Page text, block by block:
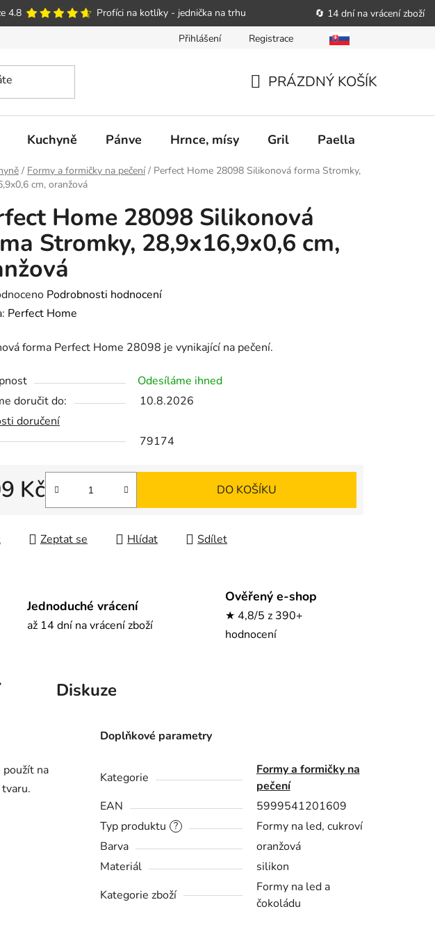
4.8 Profíci na kotlíky - jednička na trhu 🔄 14 dní na vrácení zboží
Poučení o právu spotřebitele podat obchodníkovi žádost o nápravu Reklamační řád
Přihlášení Registrace
KOŠÍK
PRÁZDNÝ KOŠÍK
Kuchyně Pánve Hrnce, mísy Gril Paella
/ Formy a formičky na pečení / Perfect Home 28098 Silikonová forma Stromky,
cm, oranžová
Home 28098 Silikonová
Stromky, 28,9x16,9x0,6 cm,
Podrobnosti hodnocení
Perfect Home
forma Perfect Home 28098 je vynikající na pečení.
Odesíláme ihned
doručit do:
10.8.2026
doručení
79174
Kč DO KOŠÍKU
Zeptat se Hlídat Sdílet
Jednoduché vrácení
až 14 dní na vrácení zboží
Ověřený e-shop
★ 4,8/5 z 390+
hodnocení
Diskuze
na
Doplňkové parametry
Kategorie
Formy a formičky na
pečení
EAN
5999541201609
?
Typ produktu
Formy na led, cukroví
Barva
oranžová
Materiál
silikon
Kategorie zboží
Formy na led a
čokoládu